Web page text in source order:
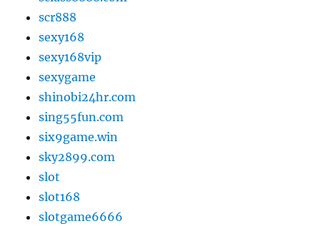
scr888
sexy168
sexy168vip
sexygame
shinobi24hr.com
sing55fun.com
six9game.win
sky2899.com
slot
slot168
slotgame6666